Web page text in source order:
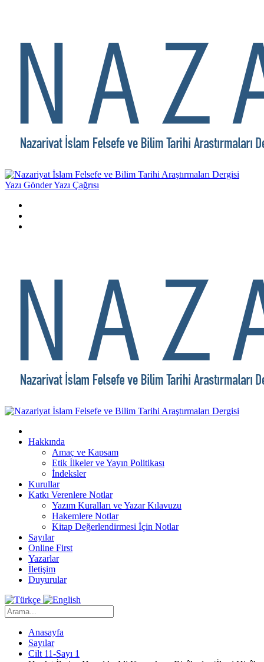
Yazı GönderYazı Çağrısı
Hakkında
Amaç ve Kapsam
Etik İlkeler ve Yayın Politikası
İndeksler
Kurullar
Katkı Verenlere Notlar
Yazım Kuralları ve Yazar Kılavuzu
Hakemlere Notlar
Kitap Değerlendirmesi İçin Notlar
Sayılar
Online First
Yazarlar
İletişim
Duyurular
Anasayfa
Sayılar
Cilt 11-Sayı 1